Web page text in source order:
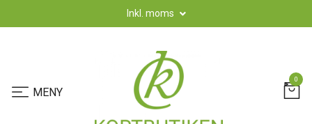
Inkl. moms
0